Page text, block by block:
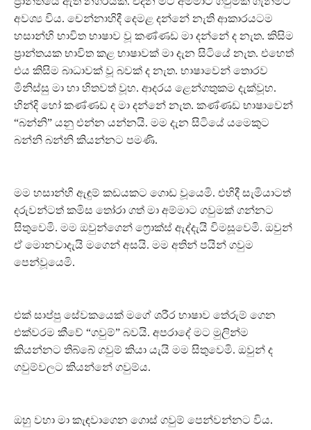
අවශ්‍ය විය. චෙන්නාහිදී දෙමළ දන්නේ නැති ආකාරයටම
හසාන්හි භාවිත භාෂාව වූ කණ්ණඩ මා දන්නේ ද නැත. කිසිම
ප්‍රාන්තයක භාවිත කළ භාෂාවක් මා දැන සිටියේ නැත. එහෙත්
එය කිසිම බාධාවක් වූ බවක් ද නැත. භාෂාවෙන් තොරව
මිනිස්සු මා හා හිතවත් වූහ. ආදරය ළෙන්ගතුකම දැක්වූහ.
හින්දි හෝ කණ්ණඩ ද මා දන්නේ නැත. කණ්ණඩ භාෂාවෙන්
“බන්නි” යනු එන්න යන්නයි. මම දැන සිටියේ යමෙකුට
බන්නි බන්නි කියන්නට පමණි.
මම හසාන්හි ඇඳුම් කඩයකට ගොඩ වූයෙමි. එහිදී සැමියාටත්
දරුවන්ටත් කමිස තෝරා ගත් මා අම්මාට ගවුමක් ගන්නට
සිතුවෙමි. මම ඔවුන්ගෙන් ෆ්‍රොක්ස් ඇද්දැයි විමසූවෙමි. ඔවුන්
ඒ මොනවාදැයි මගෙන් අසයි. මම අතින් පයින් ගවුම
පෙන්වූයෙමි.
එක් සාප්පු සේවකයෙක් මගේ ශරීර භාෂාව තේරුම් ගෙන
එක්වරම කීවේ “ගවුම්” බවයි. අපරාදේ මට මුලින්ම
කියන්නට තිබ්බේ ගවුම් කියා යැයි මම සිතුවෙමි. ඔවුන් ද
ගවුම්වලට කියන්නේ ගවුම්ය.
ඔහු වහා මා කැඳවාගෙන ගොස් ගවුම් පෙන්වන්නට විය.